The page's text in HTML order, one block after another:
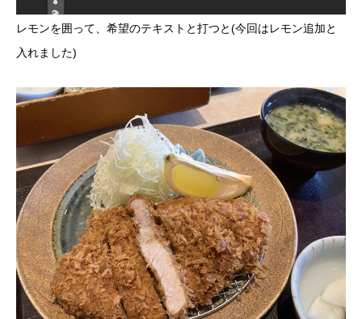
レモンを囲って、希望のテキストと打つと(今回はレモン追加と
入れました)